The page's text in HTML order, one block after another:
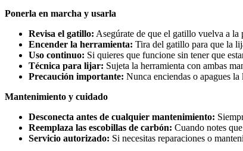
Ponerla en marcha y usarla
Revisa el gatillo: Asegúrate de que el gatillo vuelva a la
Encender la herramienta: Tira del gatillo para que la
Uso continuo: Si quieres que funcione sin tener que
Técnica para lijar: Sujeta la herramienta con ambas
Precaución importante: Nunca enciendas o apagues
Mantenimiento y cuidado
Desconecta antes de cualquier mantenimiento:
Reemplaza las escobillas de carbón: Cuando notes
Servicio autorizado: Si necesitas reparaciones o